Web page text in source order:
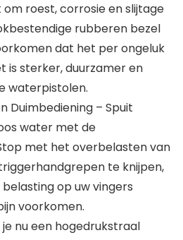
roest, corrosie en slijtage
rubberen bezel
dat het per ongeluk
is sterker, duurzamer en
waterpistolen.
Duimbediening – Spuit
water met de
met het overbelasten van
te knijpen,
op uw vingers
voorkomen.
nu een hogedrukstraal